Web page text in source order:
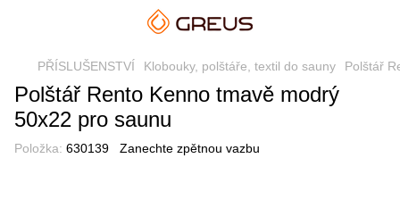
PŘÍSLUŠENSTVÍ Klobouky, polštáře, textil do sauny Polštář
Polštář Rento Kenno tmavě modrý
50x22 pro saunu
Položka: 630139 Zanechte zpětnou vazbu